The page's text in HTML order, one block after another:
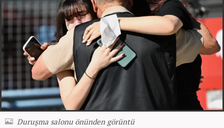
Duruşma salonu önünden görüntü